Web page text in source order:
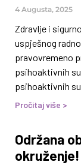
problema te
Prekomjerna
4 Augusta, 2025
Zdravlje i
uspješnog
pravovremeno
psihoaktivnih
psihoaktivnih
ovisnosti, koje
alkohola ili
organizacijske
Pročitaj više >
Održana
okruženje!